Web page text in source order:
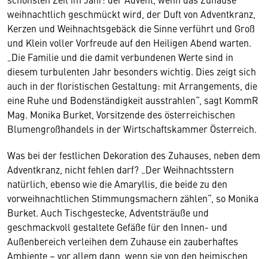
weihnachtlich geschmückt wird, der Duft von Adventkranz,
Kerzen und Weihnachtsgebäck die Sinne verführt und Groß
und Klein voller Vorfreude auf den Heiligen Abend warten.
„Die Familie und die damit verbundenen Werte sind in
diesem turbulenten Jahr besonders wichtig. Dies zeigt sich
auch in der floristischen Gestaltung: mit Arrangements, die
eine Ruhe und Bodenständigkeit ausstrahlen“, sagt KommR
Mag. Monika Burket, Vorsitzende des österreichischen
Blumengroßhandels in der Wirtschaftskammer Österreich.
Was bei der festlichen Dekoration des Zuhauses, neben dem
Adventkranz, nicht fehlen darf? „Der Weihnachtsstern
natürlich, ebenso wie die Amaryllis, die beide zu den
vorweihnachtlichen Stimmungsmachern zählen“, so Monika
Burket. Auch Tischgestecke, Adventsträuße und
geschmackvoll gestaltete Gefäße für den Innen- und
Außenbereich verleihen dem Zuhause ein zauberhaftes
Ambiente – vor allem dann, wenn sie von den heimischen